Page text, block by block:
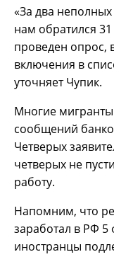
«За два
нам обратился
проведен опрос,
включения в
уточняет Чупик.
Многие
сообщений
Четверых
четверых не
работу.
Напомним, что
заработал в РФ 5
иностранцы